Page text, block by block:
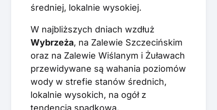
średniej, lokalnie wysokiej.
W najbliższych dniach wzdłuż
Wybrzeża, na Zalewie Szczecińskim
oraz na Zalewie Wiślanym i Żuławach
przewidywane są wahania poziomów
wody w strefie stanów średnich,
lokalnie wysokich, na ogół z
tendencją spadkową.